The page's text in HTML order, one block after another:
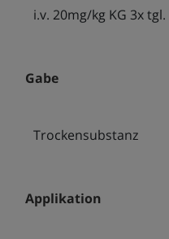
i.v. 20mg/kg KG 3x tgl.
Gabe
Trockensubstanz
Applikation